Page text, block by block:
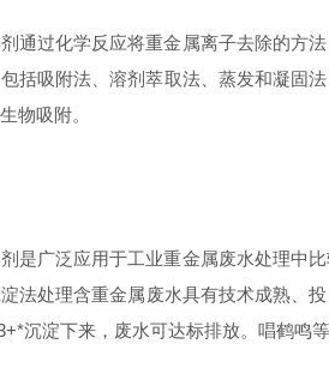
过化学反应将重金属离子去除的方法
括吸附法、溶剂萃取法、蒸发和凝固
物吸附。
广泛应用于工业重金属废水处理中比
法处理含重金属废水具有技术成熟、
沉淀下来，废水可达标排放。唱鹤鸣